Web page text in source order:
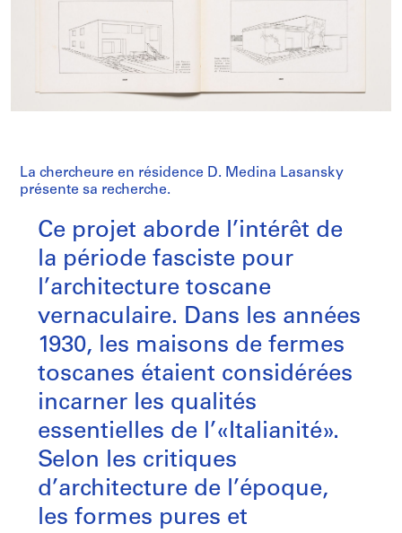
La chercheure en résidence D. Medina Lasansky
présente sa recherche.
Ce projet aborde l’intérêt de
la période fasciste pour
l’architecture toscane
vernaculaire. Dans les années
1930, les maisons de fermes
toscanes étaient considérées
incarner les qualités
essentielles de l’«Italianité».
Selon les critiques
d’architecture de l’époque,
les formes pures et